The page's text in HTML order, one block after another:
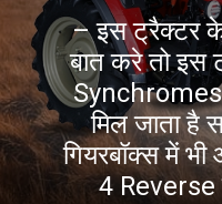
– इस ट्रैक्टर
बात करे तो
मिल जाता है
गियरबॉक्स में
4 Reverse